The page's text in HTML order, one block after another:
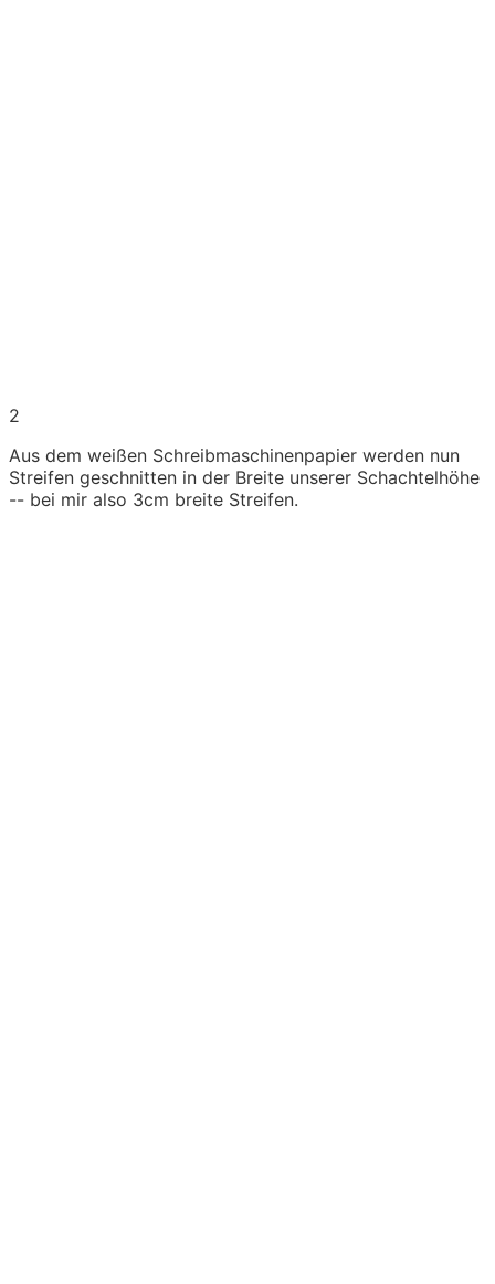
2
Aus dem weißen Schreibmaschinenpapier werden nun
Streifen geschnitten in der Breite unserer Schachtelhöhe
-- bei mir also 3cm breite Streifen.